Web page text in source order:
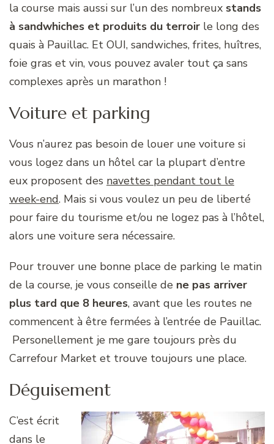
la course mais aussi sur l’un des nombreux stands
à sandwhiches et produits du terroir le long des
quais à Pauillac. Et OUI, sandwiches, frites, huîtres,
foie gras et vin, vous pouvez avaler tout ça sans
complexes après un marathon !
Voiture et parking
Vous n’aurez pas besoin de louer une voiture si
vous logez dans un hôtel car la plupart d’entre
eux proposent des navettes pendant tout le
week-end. Mais si vous voulez un peu de liberté
pour faire du tourisme et/ou ne logez pas à l’hôtel,
alors une voiture sera nécessaire.
Pour trouver une bonne place de parking le matin
de la course, je vous conseille de ne pas arriver
plus tard que 8 heures, avant que les routes ne
commencent à être fermées à l’entrée de Pauillac.
Personellement je me gare toujours près du
Carrefour Market et trouve toujours une place.
Déguisement
C’est écrit
dans le